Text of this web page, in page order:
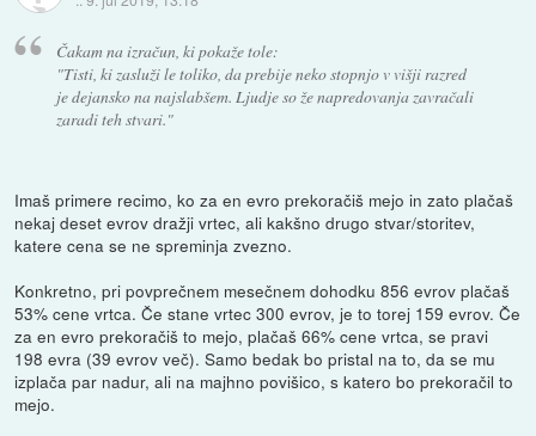
Čakam na izračun, ki pokaže tole:
"Tisti, ki zasluži le toliko, da prebije neko stopnjo v višji razred
je dejansko na najslabšem. Ljudje so že napredovanja zavračali
zaradi teh stvari."
Imaš primere recimo, ko za en evro prekoračiš mejo in zato plačaš
nekaj deset evrov dražji vrtec, ali kakšno drugo stvar/storitev,
katere cena se ne spreminja zvezno.
Konkretno, pri povprečnem mesečnem dohodku 856 evrov plačaš
53% cene vrtca. Če stane vrtec 300 evrov, je to torej 159 evrov. Če
za en evro prekoračiš to mejo, plačaš 66% cene vrtca, se pravi
198 evra (39 evrov več). Samo bedak bo pristal na to, da se mu
izplača par nadur, ali na majhno povišico, s katero bo prekoračil to
mejo.